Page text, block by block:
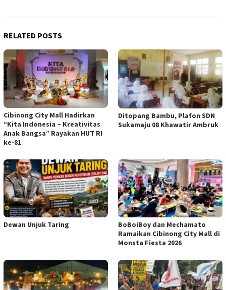
RELATED POSTS
Cibinong City Mall Hadirkan
“Kita Indonesia – Kreativitas
Anak Bangsa” Rayakan HUT RI
ke-81
Ditopang Bambu, Plafon SDN
Sukamaju 08 Khawatir Ambruk
Dewan Unjuk Taring
BoBoiBoy dan Mechamato
Ramaikan Cibinong City Mall di
Monsta Fiesta 2026